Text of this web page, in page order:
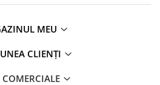
MEU
CLIENȚI
COMERCIALE